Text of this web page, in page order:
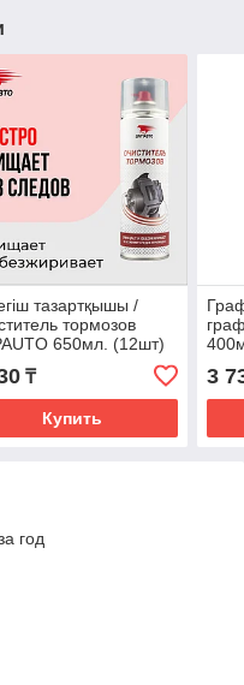
тазартқышы /
тормозов
650мл. (12шт)
₸
Купить
3
год